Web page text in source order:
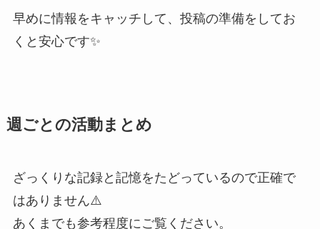
早めに情報をキャッチして、投稿の準備をしてお
くと安心です✨
週ごとの活動まとめ
ざっくりな記録と記憶をたどっているので正確で
はありません⚠️
あくまでも参考程度にご覧ください。